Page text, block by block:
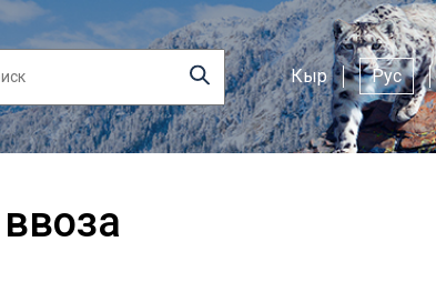
Кыр Рус